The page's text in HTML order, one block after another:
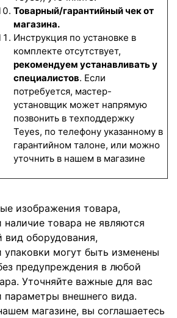
Товарный/гарантийный чек от
магазина.
Инструкция по установке в
комплекте отсутствует,
рекомендуем устанавливать у
специалистов. Если
потребуется, мастер-
установщик может напрямую
позвонить в техподдержку
Teyes, по телефону указанному в
гарантийном талоне, или можно
уточнить в нашем в магазине
изображения товара,
наличие товара не являются
оборудования,
могут быть изменены
предупреждения в любой
Уточняйте важные для вас
параметры внешнего вида.
магазине, вы соглашаетесь